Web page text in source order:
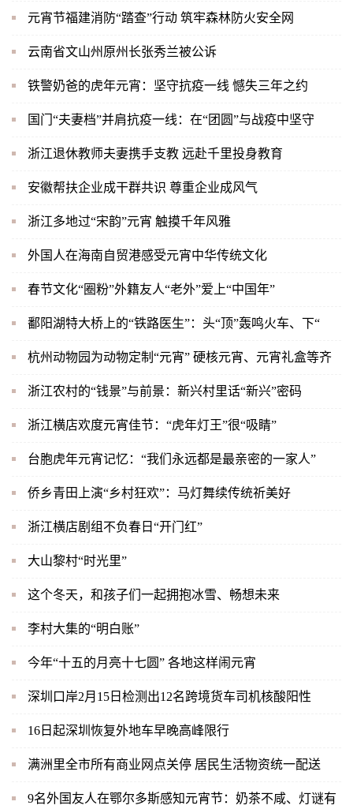
元宵节福建消防“踏查”行动 筑牢森林防火安全网
云南省文山州原州长张秀兰被公诉
铁警奶爸的虎年元宵：坚守抗疫一线 憾失三年之约
国门“夫妻档”并肩抗疫一线：在“团圆”与战疫中坚守
浙江退休教师夫妻携手支教 远赴千里投身教育
安徽帮扶企业成干群共识 尊重企业成风气
浙江多地过“宋韵”元宵 触摸千年风雅
外国人在海南自贸港感受元宵中华传统文化
春节文化“圈粉”外籍友人“老外”爱上“中国年”
鄱阳湖特大桥上的“铁路医生”：头“顶”轰鸣火车、下“
杭州动物园为动物定制“元宵” 硬核元宵、元宵礼盒等齐
浙江农村的“钱景”与前景：新兴村里话“新兴”密码
浙江横店欢度元宵佳节：“虎年灯王”很“吸睛”
台胞虎年元宵记忆：“我们永远都是最亲密的一家人”
侨乡青田上演“乡村狂欢”：马灯舞续传统祈美好
浙江横店剧组不负春日“开门红”
大山黎村“时光里”
这个冬天，和孩子们一起拥抱冰雪、畅想未来
李村大集的“明白账”
今年“十五的月亮十七圆” 各地这样闹元宵
深圳口岸2月15日检测出12名跨境货车司机核酸阳性
16日起深圳恢复外地车早晚高峰限行
满洲里全市所有商业网点关停 居民生活物资统一配送
9名外国友人在鄂尔多斯感知元宵节：奶茶不咸、灯谜有